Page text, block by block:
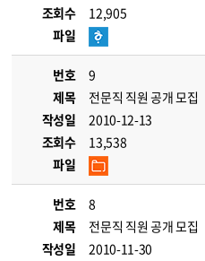
조회수
12,905
파일
번호
9
제목
전문직 직원 공개 모집
작성일
2010-12-13
조회수
13,538
파일
번호
8
제목
전문직 직원 공개 모집
작성일
2010-11-30